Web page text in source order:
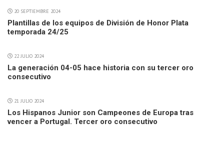
20 SEPTIEMBRE 2024
Plantillas de los equipos de División de Honor Plata
temporada 24/25
22 JULIO 2024
La generación 04-05 hace historia con su tercer oro
consecutivo
21 JULIO 2024
Los Hispanos Junior son Campeones de Europa tras
vencer a Portugal. Tercer oro consecutivo